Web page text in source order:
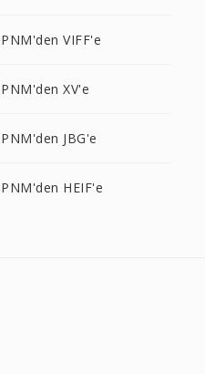
PNM'den VIFF'e
PNM'den XV'e
PNM'den JBG'e
PNM'den HEIF'e